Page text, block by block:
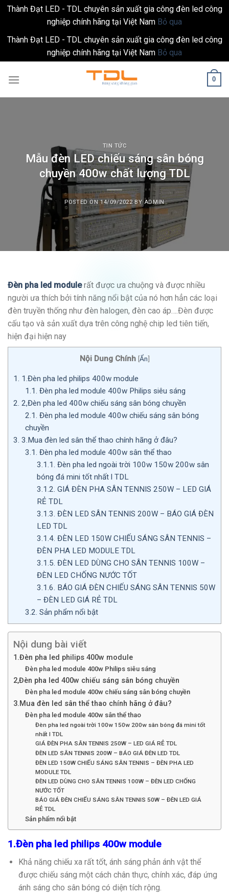
Thành Đạt LED - TDL chuyên sản xuất gia công đèn led công
nghiệp chính hãng tại Việt Nam Bỏ qua
Thành Đạt LED - TDL chuyên sản xuất gia công đèn led công
nghiệp chính hãng tại Việt Nam Bỏ qua
0
TIN TỨC
Mẫu đèn LED chiếu sáng sân bóng
chuyền 400w chất lượng TDL
POSTED ON14/09/2022BYADMIN
Đèn pha led modulerất được ưa chuộng và được nhiều
người ưa thích bởi tính năng nổi bật của nó hơn hẳn các loại
đèn truyền thống như đèn halogen, đèn cao áp….Đèn được
cấu tạo và sản xuất dựa trên công nghệ chip led tiên tiến,
hiện đại hiện nay
Nội Dung Chính [Ẩn]
1. 1.Đèn pha led philips 400w module
1.1. Đèn pha led module 400w Philips siêu sáng
2. 2,Đèn pha led 400w chiếu sáng sân bóng chuyền
2.1. Đèn pha led module 400w chiếu sáng sân bóng
chuyền
3. 3.Mua đèn led sân thể thao chính hãng ở đâu?
3.1. Đèn pha led module 400w sân thể thao
3.1.1. Đèn pha led ngoài trời 100w 150w 200w sân
bóng đá mini tốt nhất l TDL
3.1.2. GIÁ ĐÈN PHA SÂN TENNIS 250W – LED GIÁ
RẺ TDL
3.1.3. ĐÈN LED SÂN TENNIS 200W – BÁO GIÁ ĐÈN
LED TDL
3.1.4. ĐÈN LED 150W CHIẾU SÁNG SÂN TENNIS –
ĐÈN PHA LED MODULE TDL
3.1.5. ĐÈN LED DÙNG CHO SÂN TENNIS 100W –
ĐÈN LED CHỐNG NƯỚC TỐT
3.1.6. BÁO GIÁ ĐÈN CHIẾU SÁNG SÂN TENNIS 50W
– ĐÈN LED GIÁ RẺ TDL
3.2. Sản phẩm nổi bật
Nội dung bài viết
1.Đèn pha led philips 400w module
Đèn pha led module 400w Philips siêu sáng
2,Đèn pha led 400w chiếu sáng sân bóng chuyền
Đèn pha led module 400w chiếu sáng sân bóng chuyền
3.Mua đèn led sân thể thao chính hãng ở đâu?
Đèn pha led module 400w sân thể thao
Đèn pha led ngoài trời 100w 150w 200w sân bóng đá mini tốt
nhất l TDL
GIÁ ĐÈN PHA SÂN TENNIS 250W – LED GIÁ RẺ TDL
ĐÈN LED SÂN TENNIS 200W – BÁO GIÁ ĐÈN LED TDL
ĐÈN LED 150W CHIẾU SÁNG SÂN TENNIS – ĐÈN PHA LED
MODULE TDL
ĐÈN LED DÙNG CHO SÂN TENNIS 100W – ĐÈN LED CHỐNG
NƯỚC TỐT
BÁO GIÁ ĐÈN CHIẾU SÁNG SÂN TENNIS 50W – ĐÈN LED GIÁ
RẺ TDL
Sản phẩm nổi bật
1.Đèn pha led philips 400w module
Khả năng chiếu xa rất tốt, ánh sáng phản ánh vật thể
được chiếu sáng một cách chân thực, chính xác, đáp ứng
ánh sáng cho sân bóng có diện tích rộng.